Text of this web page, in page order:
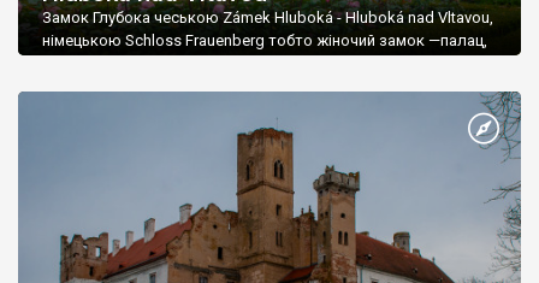
Замок Глубока чеською Zámek Hluboká - Hluboká nad Vltavou,
німецькою Schloss Frauenberg тобто жіночий замок —палац,